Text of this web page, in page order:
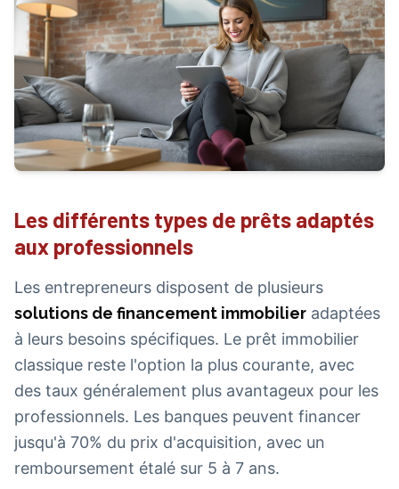
Les différents types de prêts adaptés
aux professionnels
Les entrepreneurs disposent de plusieurs
solutions de financement immobilier adaptées
à leurs besoins spécifiques. Le prêt immobilier
classique reste l'option la plus courante, avec
des taux généralement plus avantageux pour les
professionnels. Les banques peuvent financer
jusqu'à 70% du prix d'acquisition, avec un
remboursement étalé sur 5 à 7 ans.